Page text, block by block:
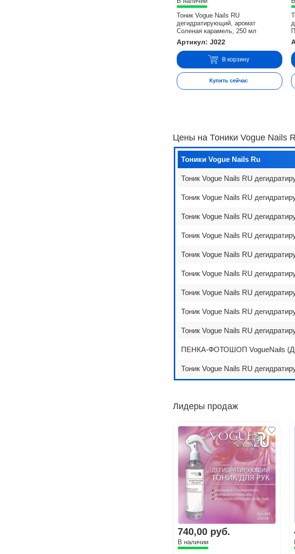
Тоник Vogue Nails RU
дегидратирующий, аромат
Соленая карамель, 250 мл
Артикул: J022
В корзину
Купить сейчас
Цены на Тоники Vogue Nails
Тоники Vogue Nails Ru
Тоник Vogue Nails RU
Тоник Vogue Nails RU
Тоник Vogue Nails RU
Тоник Vogue Nails RU
Тоник Vogue Nails RU
Тоник Vogue Nails RU
Тоник Vogue Nails RU
Тоник Vogue Nails RU
Тоник Vogue Nails RU
ПЕНКА-ФОТОШОП VogueNails
Тоник Vogue Nails RU
Лидеры продаж
740,00 руб.
В наличии